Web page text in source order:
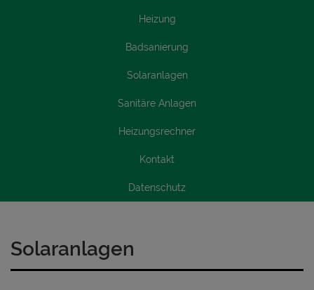
Heizung
Badsanierung
Solaranlagen
Sanitäre Anlagen
Heizungsrechner
Kontakt
Datenschutz
Solaranlagen